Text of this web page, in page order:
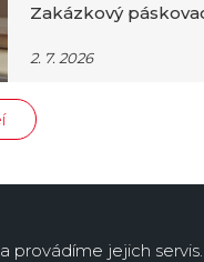
Zakázkový
2. 7. 2026
provádíme jejich servis.